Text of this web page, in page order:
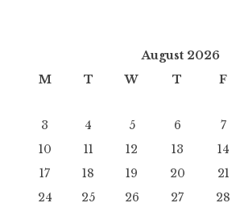
August 2026
M
T W T F
3
4 5 6 7
10
11 12 13 14
17
18 19 20 21
24
25 26 27 28